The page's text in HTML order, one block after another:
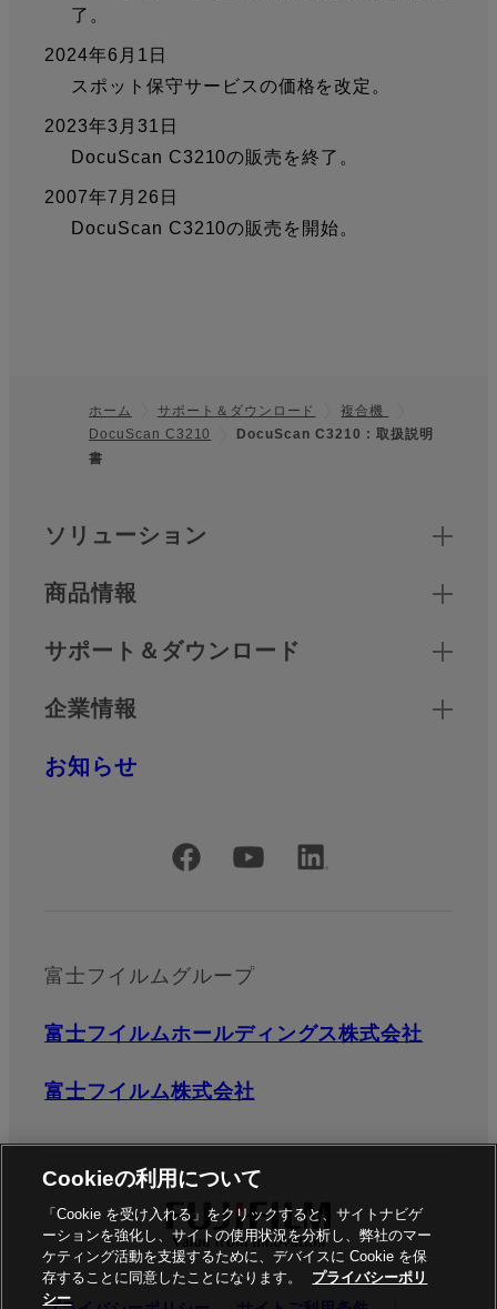
了。
2024年6月1日
スポット保守サービスの価格を改定。
2023年3月31日
DocuScan C3210の販売を終了。
2007年7月26日
DocuScan C3210の販売を開始。
フッター
ホーム サポート＆ダウンロード
複合機
DocuScan C3210
DocuScan C3210 : 取扱説明
書
クイックリンク
ソリューション
商品情報
サポート＆ダウンロード
企業情報
お知らせ
公式SNSアカウント
富士フイルムグループ
富士フイルムホールディングス株式会社
富士フイルム株式会社
Cookieの利用について
「Cookie を受け入れる」をクリックすると、サイトナビゲ
ーションを強化し、サイトの使用状況を分析し、弊社のマー
ケティング活動を支援するために、デバイスに Cookie を保
存することに同意したことになります。
プライバシーポリ
シー